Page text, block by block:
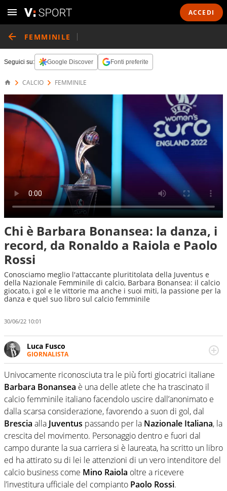
ACCEDI
FEMMINILE
Seguici su: Google Discover Fonti preferite
CALCIO FEMMINILE
Chi è Barbara Bonansea: la danza, i
record, da Ronaldo a Raiola e Paolo
Rossi
Conosciamo meglio l'attaccante plurititolata della Juventus e
della Nazionale Femminile di calcio, Barbara Bonansea: il calcio
giocato, i gol e le vittorie ma anche i suoi miti, la passione per la
danza e quel suo libro sul calcio femminile
30/06/22 10:01
Luca Fusco
GIORNALISTA
Giornalista multimediale. Quando si accendono i motori,
lui sgasa, impenna, derapa. E spesso e volentieri finisce
sul podio
Univocamente riconosciuta tra le più forti giocatrici italiane
Barbara Bonansea è una delle atlete che ha trascinato il
calcio femminile italiano facendolo uscire dall’anonimato e
dalla scarsa considerazione, favorendo a suon di gol, dal
Brescia alla Juventus passando per la Nazionale Italiana, la
crescita del movimento. Personaggio dentro e fuori dal
campo durante la sua carriera si è laureata, ha scritto un libro
ed ha attirato su di lei le attenzioni di un vero intenditore del
calcio business come Mino Raiola oltre a ricevere
l’investitura ufficiale del compianto Paolo Rossi.